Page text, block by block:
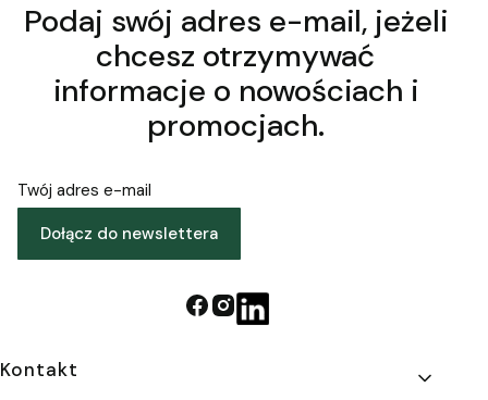
Podaj swój adres e-mail, jeżeli
chcesz otrzymywać
informacje o nowościach i
promocjach.
Twój adres e-mail
Dołącz do newslettera
Linki w stopce
Kontakt